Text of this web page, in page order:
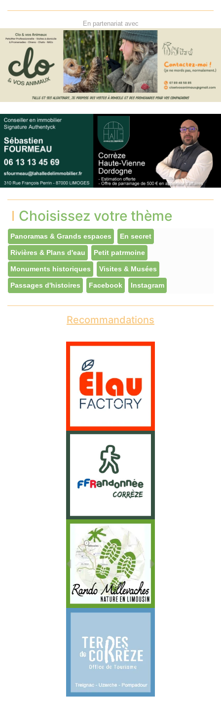
En partenariat avec
Choisissez votre thème
Panoramas & Grands espaces En secret
Rivières & Plans d'eau Petit patrmoine
Monuments historiques Visites & Musées
Passages d'histoires Facebook Instagram
Recommandations